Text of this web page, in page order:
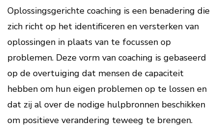
Oplossingsgerichte coaching is een benadering die
zich richt op het identificeren en versterken van
oplossingen in plaats van te focussen op
problemen. Deze vorm van coaching is gebaseerd
op de overtuiging dat mensen de capaciteit
hebben om hun eigen problemen op te lossen en
dat zij al over de nodige hulpbronnen beschikken
om positieve verandering teweeg te brengen.